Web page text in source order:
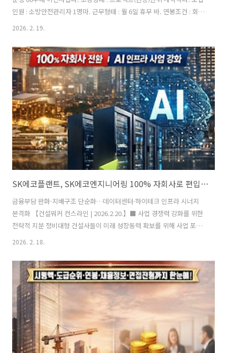
인원 : 소방안전관리자 1명마. 근무형태 : 월 6일 휴무 바. 연봉조건 : 회사
허 보유자 우대차. 복지혜택 : 교통비,통행요금 별도, 성과급 별도(발생
시), 경조사비, 창립/명절 포인트, 건강검진(매년), 학자금 및 의료비 지
원(근속 2년이상 또는 누적 근무년수 5년 이상)카. 근무형태 : 현장 근무
2. 접수방법가. 접수방법 : 이메일 지원(jhboom@dongbu.co..
2026. 2. 19.
SK에코플랜트, SK에코엔지니어링 100% 자회사로 편입…RCPS 3620억 전량 매입, AI 인프라 중심 사업 재편 가속
금융부담 완화·지배구조 단순화…데이터센터·하이테크 인프라 시너지
본격화 【건설워커 컨스라인 | 2026.2.20.】■ 사업 경쟁력 강화를 위한
전략적 지분 정비대형 건설사들이 미래 성장동력 확보를 위해 사업 포트
폴리오를 재편하는 가운데, 친환경·하이테크 인프라 역량을 강화하려는
SK에코엔지니어링이 발행한 RCPS(상환전환우선주) 565만주(지분
42.8%)를 약 3,620억원에 매입하기로 결정했다. 이번 거래가 마무리되
면 기존 보통주 지분(57.2%)을 포함해 지분 100%를 확보하며 완전 자
회사 체제를 구축하게 된다. 해당 RCPS는 과거 미래에셋증권과 이음프
라이빗에쿼티가 투자 목적으로 설립한 SPC 에코에너지홀딩스가 보유하
고 있던 물..
2026. 2. 18.